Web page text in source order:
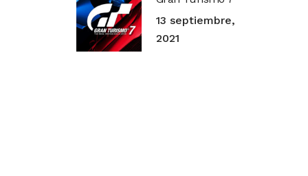
13 septiembre,
2021